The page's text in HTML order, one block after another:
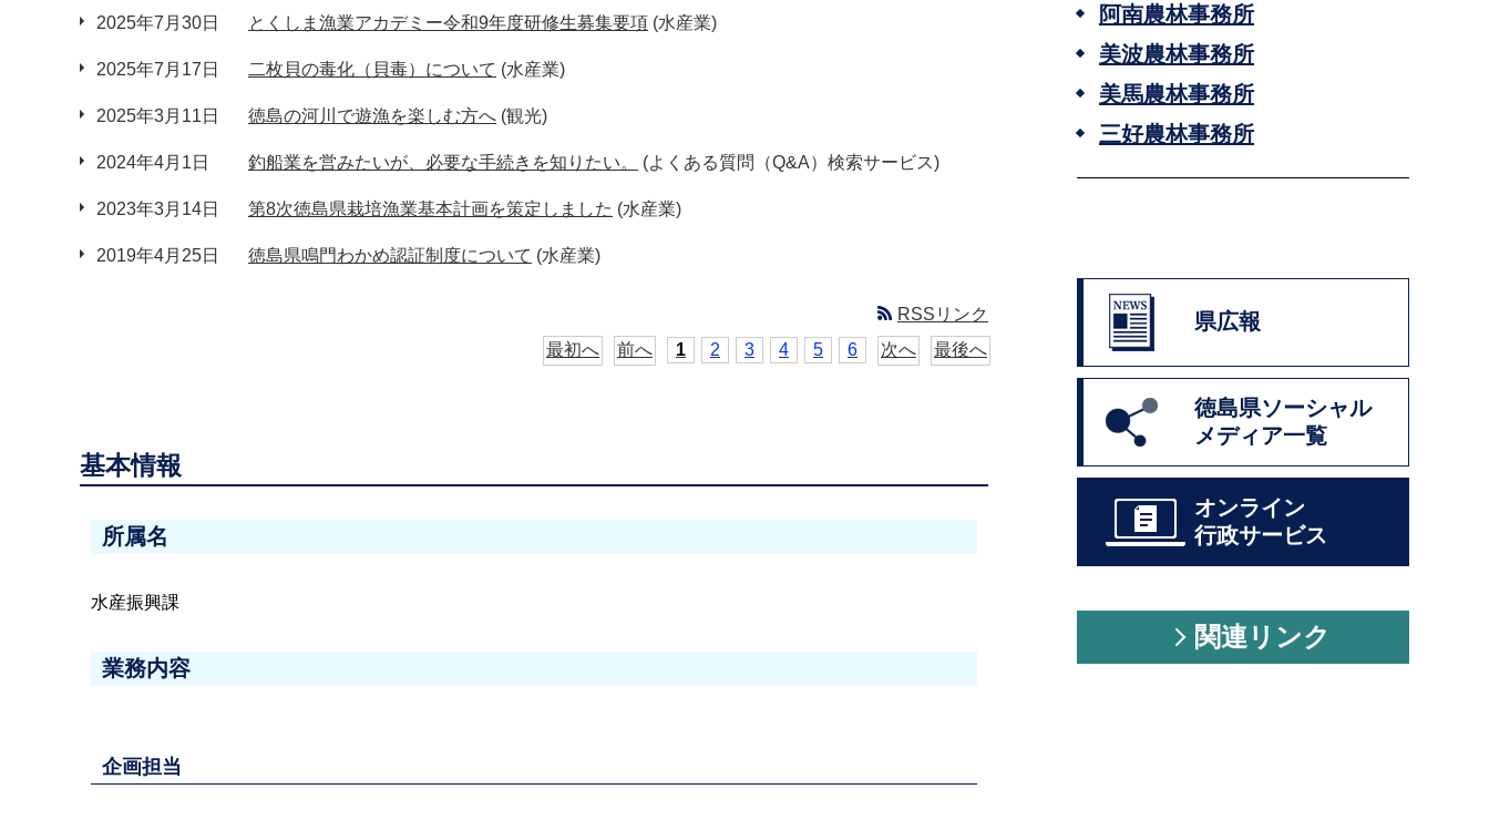
2025年7月30日 とくしま漁業アカデミー令和9年度研修生募集要項 (水産業)
2025年7月17日 二枚貝の毒化（貝毒）について (水産業)
2025年3月11日 徳島の河川で遊漁を楽しむ方へ (観光)
2024年4月1日 釣船業を営みたいが、必要な手続きを知りたい。 (よくある質問（Q&A）検索サービス)
2023年3月14日 第8次徳島県栽培漁業基本計画を策定しました (水産業)
2019年4月25日 徳島県鳴門わかめ認証制度について (水産業)
RSSリンク
最初へ
前へ 1 2 3 4 5 6 次へ 最後へ
基本情報
所属名
水産振興課
業務内容
企画担当
阿南農林事務所
美波農林事務所
美馬農林事務所
三好農林事務所
県広報
徳島県ソーシャル
メディア一覧
オンライン
行政サービス
関連リンク